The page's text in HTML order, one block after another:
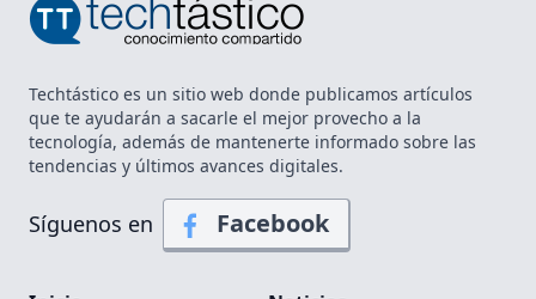
Techtástico es un sitio web donde publicamos artículos
que te ayudarán a sacarle el mejor provecho a la
tecnología, además de mantenerte informado sobre las
tendencias y últimos avances digitales.
Síguenos en Facebook